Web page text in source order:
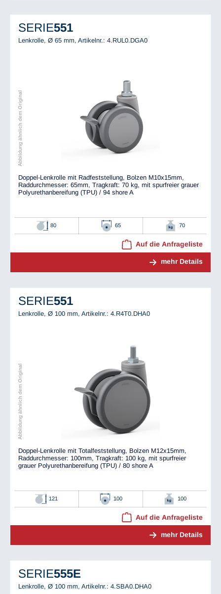
SERIE551
Lenkrolle, Ø 65 mm, Artikelnr.: 4.RUL0.DGA0
Abbildung ähnlich dem Original
Doppel-Lenkrolle mit Radfeststellung, Bolzen M10x15mm,
Raddurchmesser: 65mm, Tragkraft: 70 kg, mit spurfreier grauer
Polyurethanbereifung (TPU) / 94 shore A
80 65 70
Auf die Anfrageliste
mehr Details
SERIE551
Lenkrolle, Ø 100 mm, Artikelnr.: 4.R4T0.DHA0
Abbildung ähnlich dem Original
Doppel-Lenkrolle mit Totalfeststellung, Bolzen M12x15mm,
Raddurchmesser: 100mm, Tragkraft: 100 kg, mit spurfreier
grauer Polyurethanbereifung (TPU) / 80 shore A
121 100 100
Auf die Anfrageliste
mehr Details
SERIE555E
Lenkrolle, Ø 100 mm, Artikelnr.: 4.SBA0.DHA0